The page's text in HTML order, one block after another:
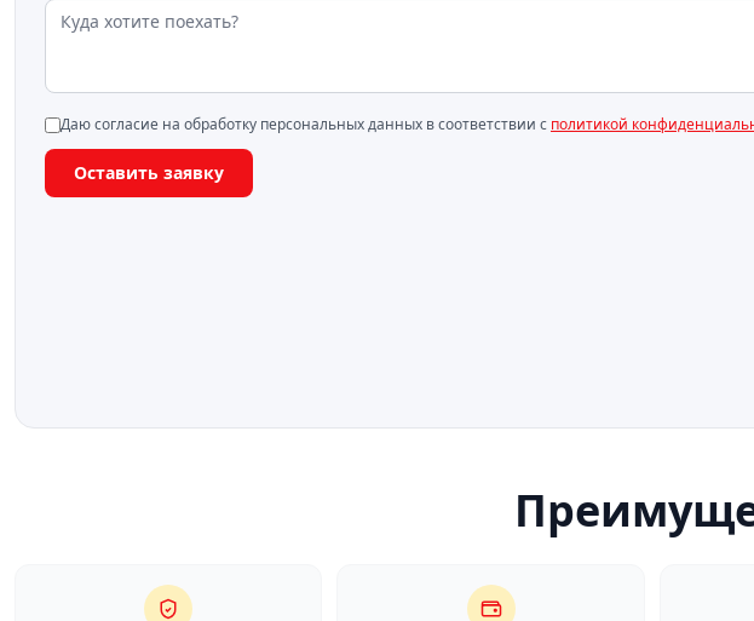
Даю согласие на обработку персональных данных в соответствии с политикой
Оставить заявку